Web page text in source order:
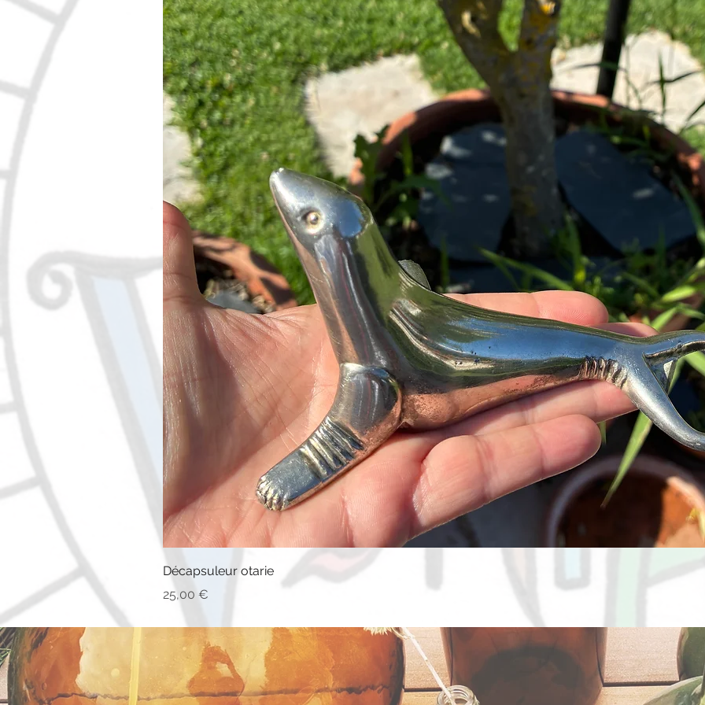
Décapsuleur otarie
Prix
25,00 €